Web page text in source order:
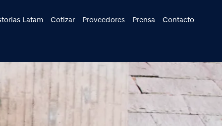
Latam Cotizar Proveedores Prensa Contacto